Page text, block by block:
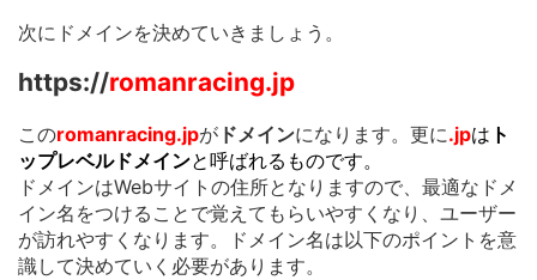
次にドメインを決めていきましょう。
https://romanracing.jp
このromanracing.jpが ドメインになります。更に.jpは ト
ップレベルドメインと呼ばれるものです。
ドメインはWebサイトの住所となりますので、最適なドメ
イン名をつけることで覚えてもらいやすくなり、ユーザー
が訪れやすくなります。ドメイン名は以下のポイントを意
識して決めていく必要があります。